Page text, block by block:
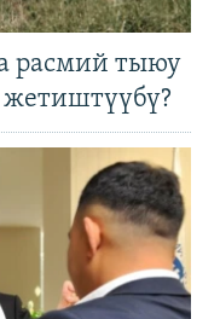
расмий тыюу
жетиштүүбү?